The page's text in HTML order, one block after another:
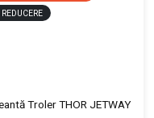
REDUCERE
Troler THOR JETWAY